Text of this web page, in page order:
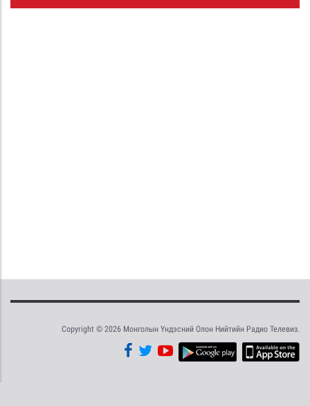
Copyright © 2026 Монголын Үндэсний Олон Нийтийн Радио Телевиз.